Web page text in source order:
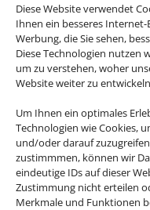
Diese Website verwendet
Ihnen ein besseres
Werbung, die Sie sehen,
Diese Technologien nutzen
um zu verstehen, woher
Website weiter zu
Um Ihnen ein optimales
Technologien wie Cookies,
und/oder darauf
zustimmmen, können wir
eindeutige IDs auf dieser
Zustimmung nicht erteilen
Merkmale und Funktionen
Wieshof
Riedlhütte,